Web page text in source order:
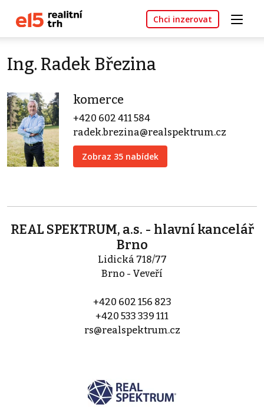
Chci inzerovat
Ing. Radek Březina
komerce
+420 602 411 584
radek.brezina@realspektrum.cz
Zobraz 35 nabídek
REAL SPEKTRUM, a.s. - hlavní kancelář
Brno
Lidická 718/77
Brno - Veveří
+420 602 156 823
+420 533 339 111
rs@realspektrum.cz